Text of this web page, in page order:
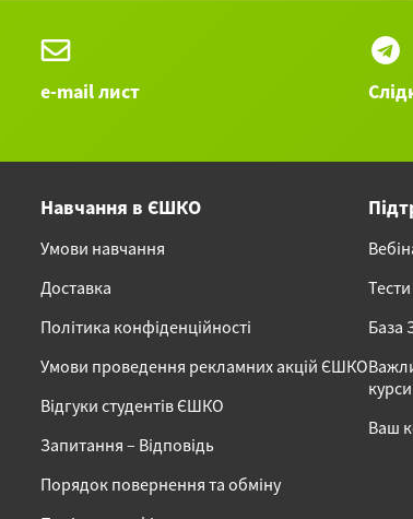
e-mail лист
Навчання в ЄШКО
Умови навчання
Доставка
Політика конфіденційності
Умови проведення рекламних акцій ЄШКО
Відгуки студентів ЄШКО
Запитання – Відповідь
Порядок повернення та обміну
Тести
База
курси
Ваш